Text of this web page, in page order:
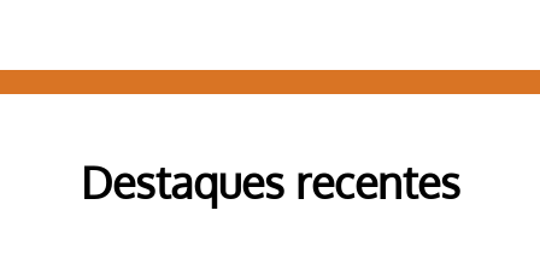
Destaques recentes